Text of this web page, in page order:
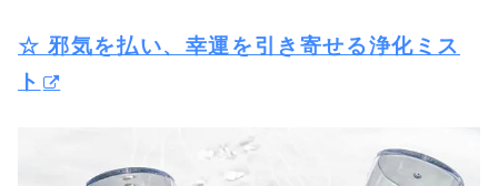
☆ 邪気を払い、幸運を引き寄せる浄化ミス
ト